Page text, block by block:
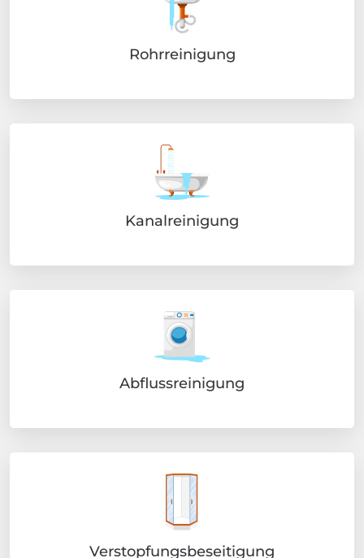
Rohrreinigung
Kanalreinigung
Abflussreinigung
Verstopfungsbeseitigung